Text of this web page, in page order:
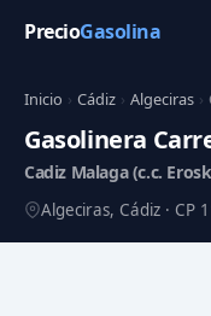
PrecioGasolina
Inicio › Cádiz › Algeciras ›
Gasolinera
Cadiz Malaga (c.c.
Algeciras, Cádiz · CP